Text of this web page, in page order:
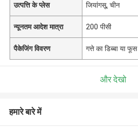
उत्पत्ति के प्लेस जियांगसू, चीन
न्यूनतम आदेश मात्रा 200 पीसी
पैकेजिंग विवरण गत्ते का डिब्बा या फूस
और देखो
हमारे बारे में